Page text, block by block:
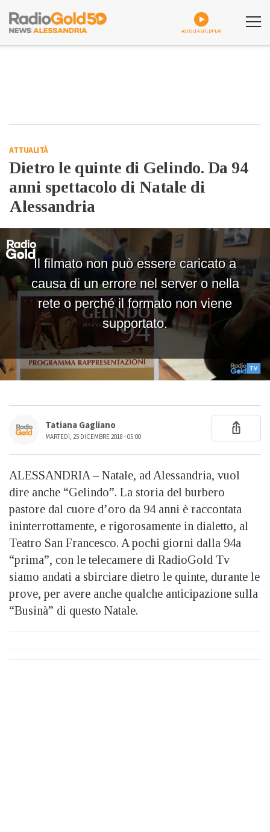
ASCOLTA GOLDPLAY
ATTUALITÀ
Dietro le quinte di Gelindo. Da 94
anni spettacolo di Natale di
Alessandria
Tatiana Gagliano
MARTEDÌ, 25 DICEMBRE 2018 - 05:00
ALESSANDRIA – Natale, ad Alessandria, vuol
dire anche “Gelindo”. La storia del burbero
pastore dal cuore d’oro da 94 anni è raccontata
ininterrottamente, e rigorosamente in dialetto, al
Teatro San Francesco. A pochi giorni dalla 94a
“prima”, con le telecamere di RadioGold Tv
siamo andati a sbirciare dietro le quinte, durante le
prove, per avere anche qualche anticipazione sulla
“Businà” di questo Natale.